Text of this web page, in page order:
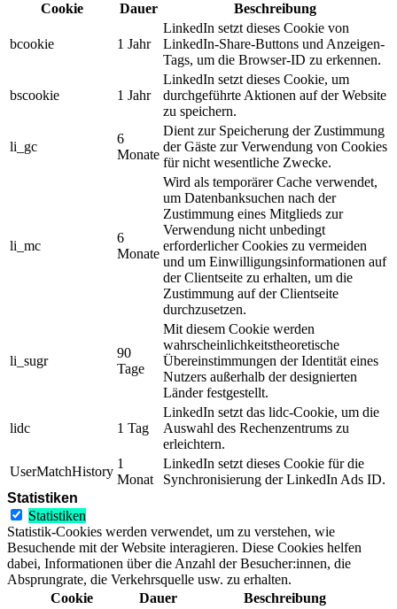
Cookie
Dauer Beschreibung
bcookie 1 Jahr
LinkedIn setzt dieses Cookie von
LinkedIn-Share-Buttons und Anzeigen-
Tags, um die Browser-ID zu erkennen.
bscookie 1 Jahr
LinkedIn setzt dieses Cookie, um
durchgeführte Aktionen auf der Website
zu speichern.
li_gc
6
Monate
Dient zur Speicherung der Zustimmung
der Gäste zur Verwendung von Cookies
für nicht wesentliche Zwecke.
li_mc
6
Monate
Wird als temporärer Cache verwendet,
um Datenbanksuchen nach der
Zustimmung eines Mitglieds zur
Verwendung nicht unbedingt
erforderlicher Cookies zu vermeiden
und um Einwilligungsinformationen auf
der Clientseite zu erhalten, um die
Zustimmung auf der Clientseite
durchzusetzen.
li_sugr
90
Tage
Mit diesem Cookie werden
wahrscheinlichkeitstheoretische
Übereinstimmungen der Identität eines
Nutzers außerhalb der designierten
Länder festgestellt.
lidc 1 Tag
LinkedIn setzt das lidc-Cookie, um die
Auswahl des Rechenzentrums zu
erleichtern.
UserMatchHistory
1
Monat
LinkedIn setzt dieses Cookie für die
Synchronisierung der LinkedIn Ads ID.
Statistiken
Statistiken
Statistik-Cookies werden verwendet, um zu verstehen, wie
Besuchende mit der Website interagieren. Diese Cookies helfen
dabei, Informationen über die Anzahl der Besucher:innen, die
Absprungrate, die Verkehrsquelle usw. zu erhalten.
Cookie
Dauer Beschreibung